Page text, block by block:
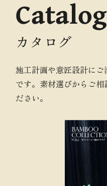
Catalog
カタログ
施工計画や意匠設計に
です。素材選びからご
ださい。